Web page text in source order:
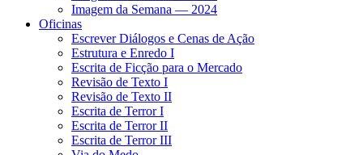
Imagem da Semana — 2024
Oficinas
Escrever Diálogos e Cenas de Ação
Estrutura e Enredo I
Escrita de Ficção para o Mercado
Revisão de Texto I
Revisão de Texto II
Escrita de Terror I
Escrita de Terror II
Escrita de Terror III